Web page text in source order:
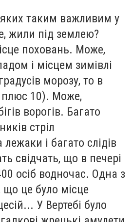
таким важливим у
жили під землею?
поховань. Може,
і місцем зимівлі
морозу, то в
плюс 10). Може,
ворогів. Багато
стріл
і багато слідів
свідчать, що в печері
осіб водночас. Одна з
що це було місце
У Вертебі було